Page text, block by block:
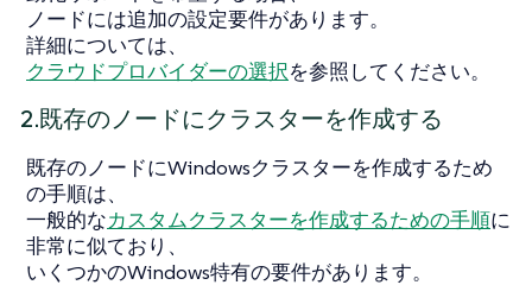
ノードには追加の設定要件があります。
詳細については、
クラウドプロバイダーの選択を参照してください。
2.既存のノードにクラスターを作成する
既存のノードにWindowsクラスターを作成するため
の手順は、
一般的なカスタムクラスターを作成するための手順に
非常に似ており、
いくつかのWindows特有の要件があります。